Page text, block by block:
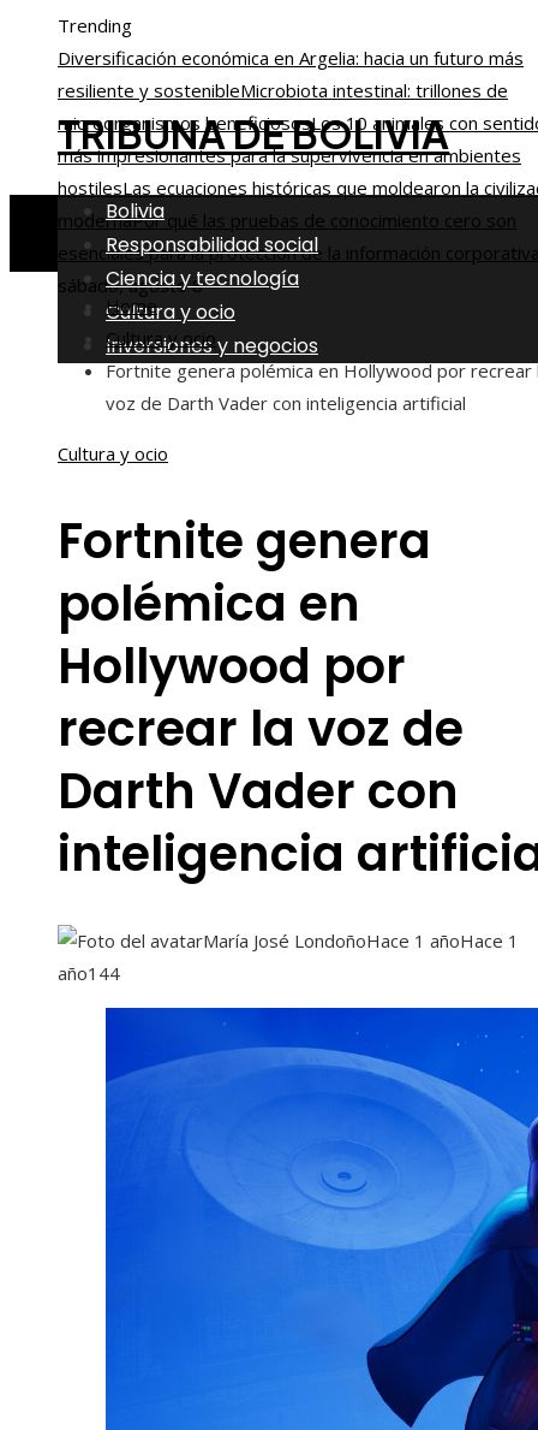
Trending
Diversificación económica en Argelia: hacia un futuro más
resiliente y sostenibleMicrobiota intestinal: trillones de
microorganismos beneficiososLos 10 animales con
más impresionantes para la supervivencia en ambientes
hostilesLas ecuaciones históricas que moldearon la
modernaPor qué las pruebas de conocimiento cero son
esenciales para la protección de la información
sábado, agosto 8
TRIBUNA DE BOLIVIA
Bolivia
Responsabilidad social
Ciencia y tecnología
Cultura y ocio
Inversiones y negocios
Home
Cultura y ocio
Fortnite genera polémica en Hollywood por recrear
voz de Darth Vader con inteligencia artificial
Cultura y ocio
Fortnite genera
polémica en
Hollywood por
recrear la voz de
Darth Vader con
inteligencia
María José LondoñoHace 1 añoHace 1
año144